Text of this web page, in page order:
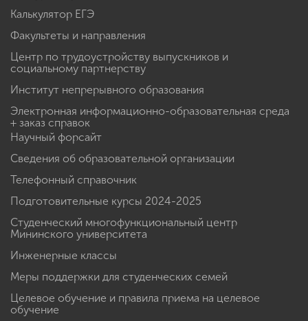
Калькулятор ЕГЭ
Факультеты и направления
Центр по трудоустройству выпускников и
социальному партнерству
Институт непрерывного образования
Электронная информационно-образовательная среда
+ заказ справок
Научный форсайт
Сведения об образовательной организации
Телефонный справочник
Подготовительные курсы 2024-2025
Студенческий многофункциональный центр
Мининского университета
Инженерные классы
Меры поддержки для студенческих семей
Целевое обучение и правила приема на целевое
обучение